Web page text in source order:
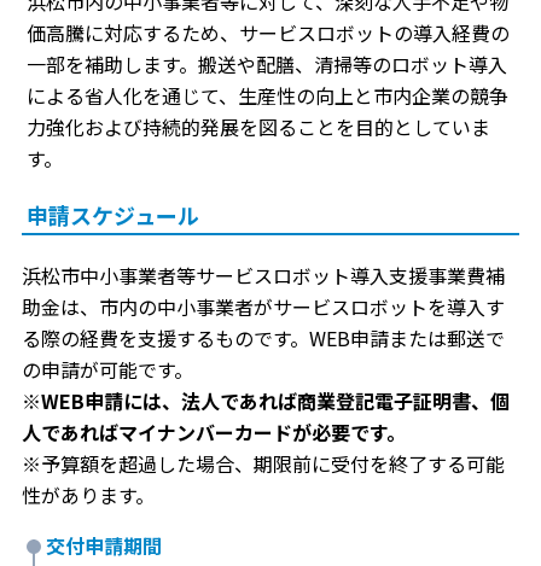
価高騰に対応するため、サービスロボットの導入経費の
一部を補助します。搬送や配膳、清掃等のロボット導入
による省人化を通じて、生産性の向上と市内企業の競争
力強化および持続的発展を図ることを目的としていま
す。
申請スケジュール
浜松市中小事業者等サービスロボット導入支援事業費補
助金は、市内の中小事業者がサービスロボットを導入す
る際の経費を支援するものです。WEB申請または郵送で
の申請が可能です。
※WEB申請には、法人であれば商業登記電子証明書、個
人であればマイナンバーカードが必要です。
※予算額を超過した場合、期限前に受付を終了する可能
性があります。
交付申請期間